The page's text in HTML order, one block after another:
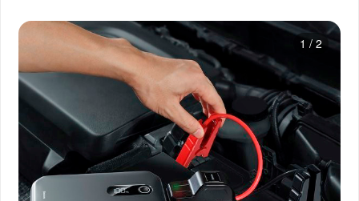
1 / 2